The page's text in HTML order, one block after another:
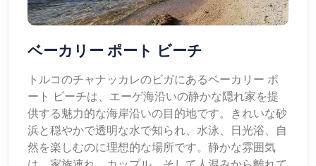
ベーカリー ポート ビーチ
トルコのチャナッカレのビガにあるベーカリー ポ
ート ビーチは、エーゲ海沿いの静かな隠れ家を提
供する魅力的な海岸沿いの目的地です。きれいな砂
浜と穏やかで透明な水で知られ、水泳、日光浴、自
然を楽しむのに理想的な場所です。静かな雰囲気